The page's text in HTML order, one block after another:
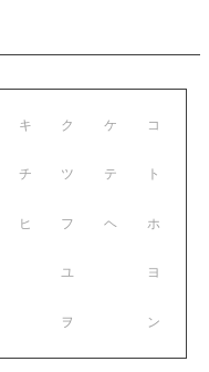
キ ク ケ コ
チ ツ テ ト
ヒ フ ヘ ホ
ユ ヨ
ヲ ン